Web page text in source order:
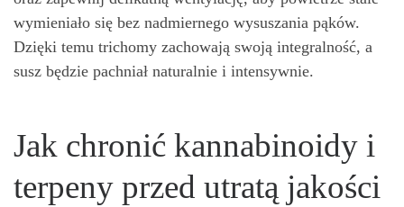
wymieniało się bez nadmiernego wysuszania pąków.
Dzięki temu trichomy zachowają swoją integralność, a
susz będzie pachniał naturalnie i intensywnie.
Jak chronić kannabinoidy i
terpeny przed utratą jakości